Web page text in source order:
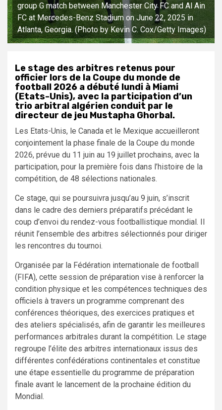
group G match between Manchester City FC and Al Ain
FC at Mercedes-Benz Stadium on June 22, 2025 in
Atlanta, Georgia. (Photo by Kevin C. Cox/Getty Images)
Le stage des arbitres retenus pour
officier lors de la Coupe du monde de
football 2026 a débuté lundi à Miami
(Etats-Unis), avec la participation d’un
trio arbitral algérien conduit par le
directeur de jeu Mustapha Ghorbal.
Les Etats-Unis, le Canada et le Mexique accueilleront
conjointement la phase finale de la Coupe du monde
2026, prévue du 11 juin au 19 juillet prochains, avec la
participation, pour la première fois dans l’histoire de la
compétition, de 48 sélections nationales.
Ce stage, qui se poursuivra jusqu’au 9 juin, s’inscrit
dans le cadre des derniers préparatifs précédant le
coup d’envoi du rendez-vous footballistique mondial. Il
réunit l’ensemble des arbitres sélectionnés pour diriger
les rencontres du tournoi.
Organisée par la Fédération internationale de football
(FIFA), cette session de préparation vise à renforcer la
condition physique et les compétences techniques des
officiels à travers un programme comprenant des
conférences théoriques, des exercices pratiques et
des ateliers spécialisés, afin de garantir les meilleures
performances arbitrales durant la compétition. Le stage
regroupe l’élite des arbitres internationaux issus des
différentes confédérations continentales et constitue
une étape essentielle du programme de préparation
finale avant le lancement de la prochaine édition du
Mondial.